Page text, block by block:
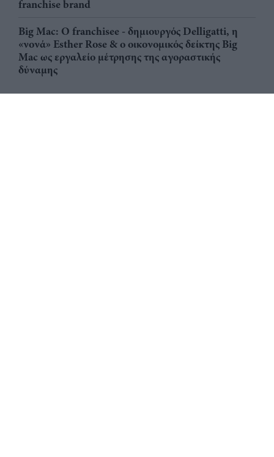
franchise brand
Big Mac: Ο franchisee - δημιουργός Delligatti, η
«νονά» Esther Rose & ο οικονομικός δείκτης Big
Mac ως εργαλείο μέτρησης της αγοραστικής
δύναμης